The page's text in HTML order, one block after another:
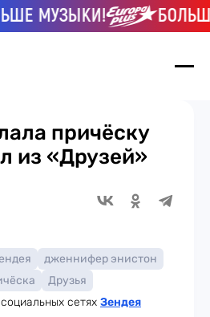
МУЗЫКИ! БОЛЬШЕ
причёску
из «Друзей»
дженнифер энистон
Друзья
сетях Зендея